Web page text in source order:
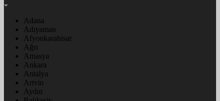
Adana
Adıyaman
Afyonkarahisar
Ağrı
Amasya
Ankara
Antalya
Artvin
Aydın